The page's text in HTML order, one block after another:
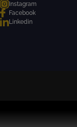
Instagram
Facebook
Linkedin